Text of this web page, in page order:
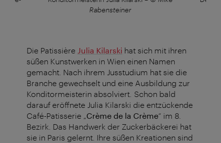
Rabensteiner
Die Patissière Julia Kilarski hat sich mit ihren
süßen Kunstwerken in Wien einen Namen
gemacht. Nach ihrem Jusstudium hat sie die
Branche gewechselt und eine Ausbildung zur
Konditormeisterin absolviert. Schon bald
darauf eröffnete Julia Kilarski die entzückende
Café-Patisserie „Crème de la Crème“ im 8.
Bezirk. Das Handwerk der Zuckerbäckerei hat
sie in Paris gelernt. Ihre süßen Kreationen sind